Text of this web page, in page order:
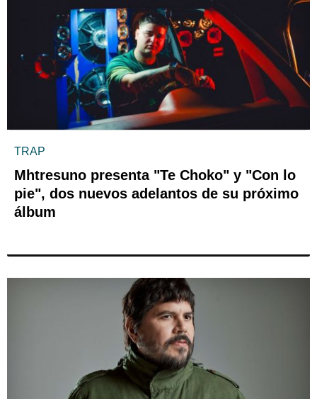
TRAP
Mhtresuno presenta "Te Choko" y "Con lo
pie", dos nuevos adelantos de su próximo
álbum